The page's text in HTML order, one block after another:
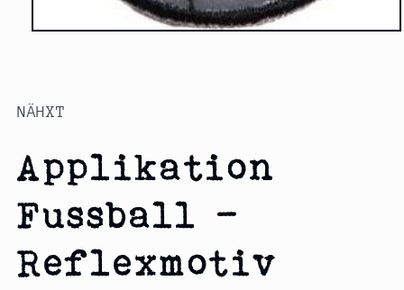
NÄHXT
Applikation
Fussball -
Reflexmotiv